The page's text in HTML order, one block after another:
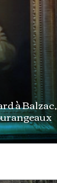
à Balzac,